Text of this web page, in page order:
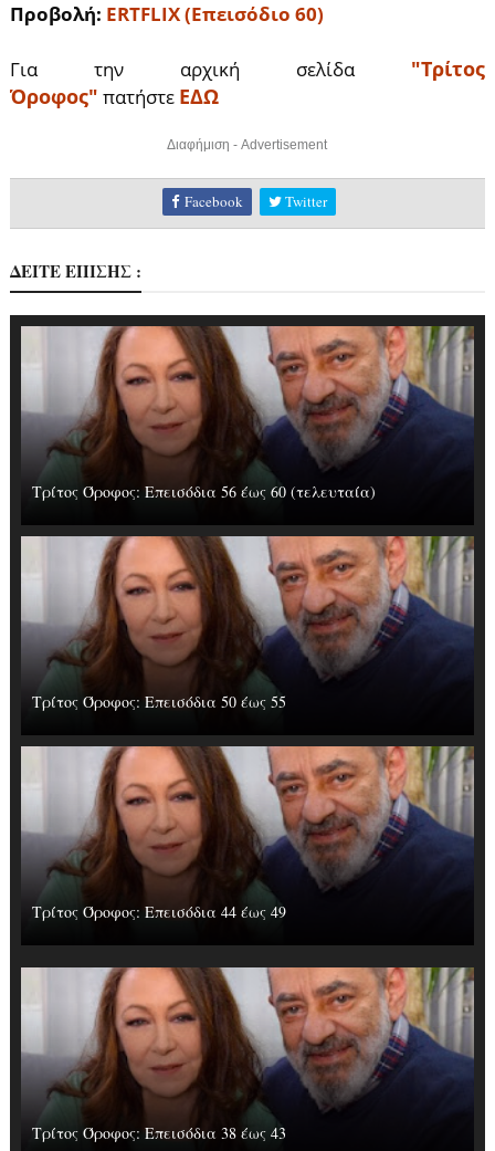
Προβολή: ERTFLIX (Επεισόδιο 60)
Για την αρχική σελίδα "Τρίτος
Όροφος" πατήστε ΕΔΩ
Διαφήμιση - Advertisement
Facebook Twitter
ΔΕΙΤΕ ΕΠΙΣΗΣ :
Τρίτος Όροφος: Επεισόδια 56 έως 60 (τελευταία)
Τρίτος Όροφος: Επεισόδια 50 έως 55
Τρίτος Όροφος: Επεισόδια 44 έως 49
Τρίτος Όροφος: Επεισόδια 38 έως 43